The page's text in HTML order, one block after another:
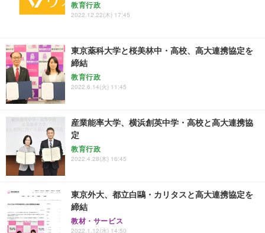
教育行政
2022.12.22(木) 17:45
東京薬科大学と桜美林中・高校、高大連携協定を
締結
教育行政
2022.6.14(火) 11:45
産業能率大学、横浜創英中学・高校と高大連携協
定
教育行政
2022.4.28(木) 16:45
東京外大、都立白鷗・カリタスと高大連携協定を
締結
教材・サービス
2022.1.12(水) 14:50